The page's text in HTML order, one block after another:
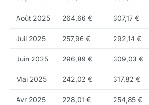
lecture de Tesla, Inc. ?
Le modèle repose sur les véhicules
logiciels embarqués, les services
technologique beaucoup plus
nombre de constructeurs traditionnels.
La différenciation du groupe tient à
Août 2025 264,66 € 307,17 €
Juil 2025 257,96 € 292,14 €
Juin 2025 296,89 € 309,03 €
Mai 2025 242,02 € 317,82 €
Avr 2025 228,01 € 254,85 €